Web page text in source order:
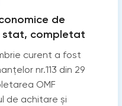
de
stat, completat
curent a fost
nr.113 din 29
OMF
de achitare şi